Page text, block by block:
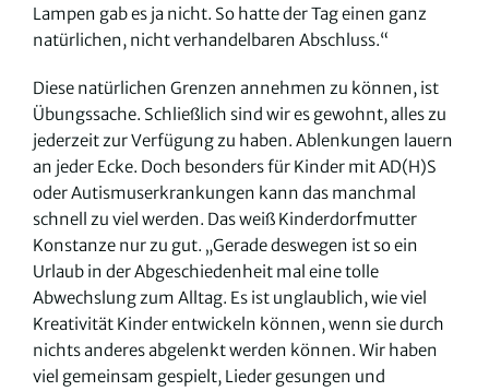
Lampen gab es ja nicht. So hatte der Tag einen ganz
natürlichen, nicht verhandelbaren Abschluss.“
Diese natürlichen Grenzen annehmen zu können, ist
Übungssache. Schließlich sind wir es gewohnt, alles zu
jederzeit zur Verfügung zu haben. Ablenkungen lauern
an jeder Ecke. Doch besonders für Kinder mit AD(H)S
oder Autismuserkrankungen kann das manchmal
schnell zu viel werden. Das weiß Kinderdorfmutter
Konstanze nur zu gut. „Gerade deswegen ist so ein
Urlaub in der Abgeschiedenheit mal eine tolle
Abwechslung zum Alltag. Es ist unglaublich, wie viel
Kreativität Kinder entwickeln können, wenn sie durch
nichts anderes abgelenkt werden können. Wir haben
viel gemeinsam gespielt, Lieder gesungen und